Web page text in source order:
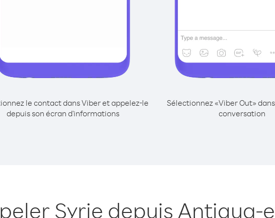
le contact dans Viber et appelez-le
depuis son écran d'informations
Sélectionnez «Viber Out»
conversation
Syrie depuis Antigua-